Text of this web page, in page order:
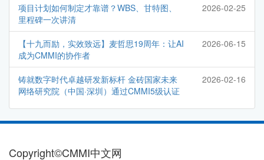
项目计划如何制定才靠谱？WBS、甘特图、
里程碑一次讲清
2026-02-25
【十九而励，实效致远】麦哲思19周年：让AI
成为CMMI的协作者
2026-06-15
铸就数字时代卓越研发新标杆 金砖国家未来
网络研究院（中国·深圳）通过CMMI5级认证
2026-02-16
Copyright©CMMI中文网